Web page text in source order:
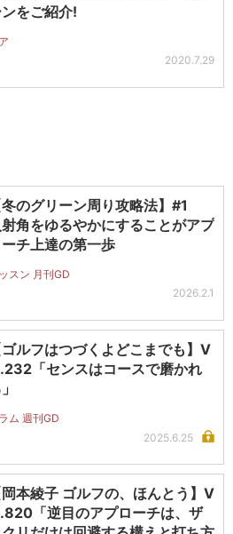
をご紹介!
2020.7.29
冬のグリーン周り攻略法】#1
射角をゆるやかにすることがアプ
ーチ上達の第一歩
スン 月刊GD
2026.2.1
ゴルフはつづくよどこまでも】V
「センスはコースで磨かれ
ム 週刊GD
2025.6.25
岡本綾子 ゴルフの、ほんとう】V
「逆目のアプローチは、ザ